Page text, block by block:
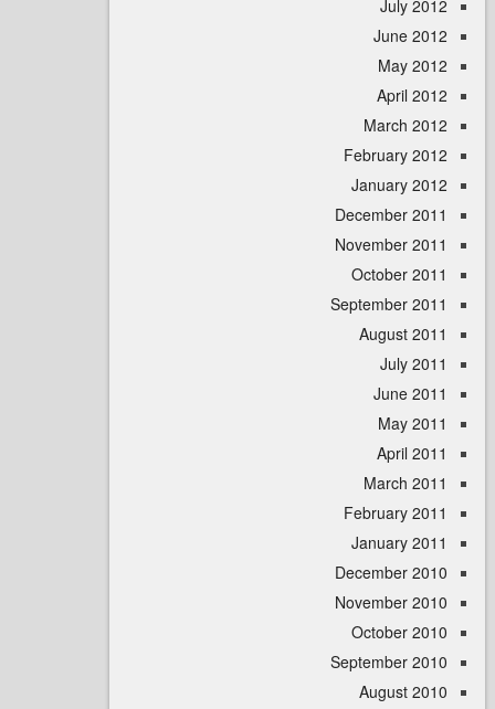
July
June
May
April
March
February
January
December
November
October
September
August
July
June
May
April
March
February
January
December
November
October
September
August